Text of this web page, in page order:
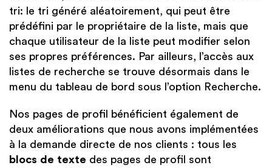
tri: le tri généré aléatoirement, qui peut être
prédéfini par le propriétaire de la liste, mais que
chaque utilisateur de la liste peut modifier selon
ses propres préférences. Par ailleurs, l’accès aux
listes de recherche se trouve désormais dans le
menu du tableau de bord sous l’option Recherche.
Nos pages de profil bénéficient également de
deux améliorations que nous avons implémentées
à la demande directe de nos clients : tous les
blocs de texte des pages de profil sont